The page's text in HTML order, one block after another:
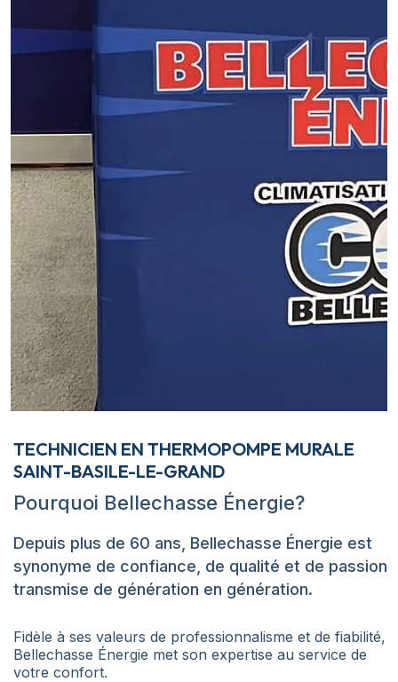
TECHNICIEN EN THERMOPOMPE MURALE
SAINT-BASILE-LE-GRAND
Pourquoi Bellechasse Énergie?
Depuis plus de 60 ans, Bellechasse Énergie est
synonyme de confiance, de qualité et de passion
transmise de génération en génération.
Fidèle à ses valeurs de professionnalisme et de fiabilité,
Bellechasse Énergie met son expertise au service de
votre confort.